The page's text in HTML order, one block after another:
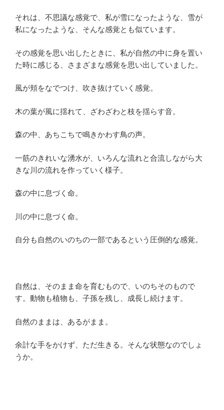
それは、不思議な感覚で、私が雪になったような、雪が
私になったような、そんな感覚とも似ています。
その感覚を思い出したときに、私が自然の中に身を置い
た時に感じる、さまざまな感覚を思い出していました。
風が頬をなでつけ、吹き抜けていく感覚。
木の葉が風に揺れて、ざわざわと枝を揺らす音。
森の中、あちこちで鳴きかわす鳥の声。
一筋のきれいな湧水が、いろんな流れと合流しながら大
きな川の流れを作っていく様子。
森の中に息づく命。
川の中に息づく命。
自分も自然のいのちの一部であるという圧倒的な感覚。
自然は、そのまま命を育むもので、いのちそのもので
す。動物も植物も、子孫を残し、成長し続けます。
自然のままは、あるがまま。
余計な手をかけず、ただ生きる。そんな状態なのでしょ
うか。